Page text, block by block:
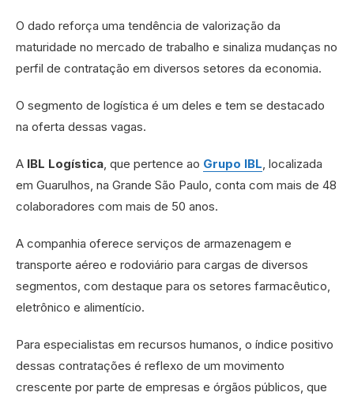
O dado reforça uma tendência de valorização da
maturidade no mercado de trabalho e sinaliza mudanças no
perfil de contratação em diversos setores da economia.
O segmento de logística é um deles e tem se destacado
na oferta dessas vagas.
A IBL Logística , que pertence ao Grupo IBL , localizada
em Guarulhos, na Grande São Paulo, conta com mais de 48
colaboradores com mais de 50 anos.
A companhia oferece serviços de armazenagem e
transporte aéreo e rodoviário para cargas de diversos
segmentos, com destaque para os setores farmacêutico,
eletrônico e alimentício.
Para especialistas em recursos humanos, o índice positivo
dessas contratações é reflexo de um movimento
crescente por parte de empresas e órgãos públicos, que